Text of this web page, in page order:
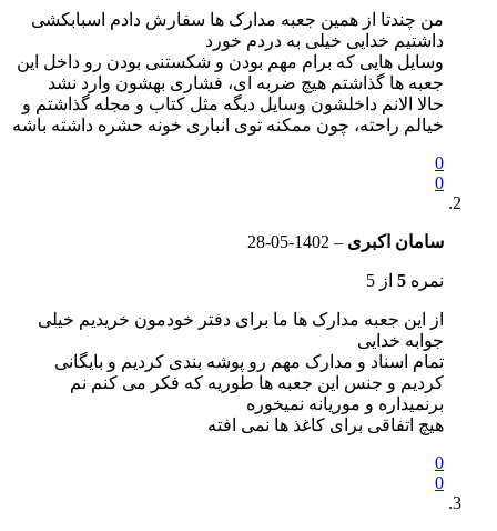
من چندتا از همین جعبه مدارک ها سفارش دادم اسبابکشی
داشتیم خدایی خیلی به دردم خورد
وسایل هایی که برام مهم بودن و شکستنی بودن رو داخل این
جعبه ها گذاشتم هیچ ضربه ای، فشاری بهشون وارد نشد
حالا الانم داخلشون وسایل دیگه مثل کتاب و مجله گذاشتم و
خیالم راحته، چون ممکنه توی انباری خونه حشره داشته باشه
0
0
سامان اکبری –
1402-05-28
نمره 5 از 5
از این جعبه مدارک ها ما برای دفتر خودمون خریدیم خیلی
جوابه خدایی
تمام اسناد و مدارک مهم رو پوشه بندی کردیم و بایگانی
کردیم و جنس این جعبه ها طوریه که فکر می کنم نم
برنمیداره و موریانه نمیخوره
هیچ اتفاقی برای کاغذ ها نمی افته
0
0